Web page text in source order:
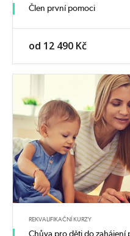
Člen první pomoci
od 12 490 Kč
REKVALIFIKAČNÍ KURZY
Chůva pro děti do zahájení